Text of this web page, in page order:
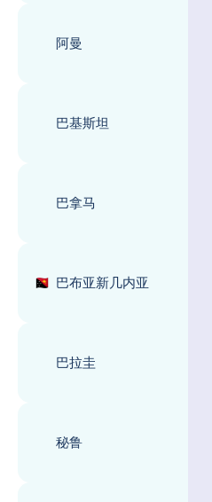
阿曼
巴基斯坦
巴拿马
巴布亚新几内亚
巴拉圭
秘鲁